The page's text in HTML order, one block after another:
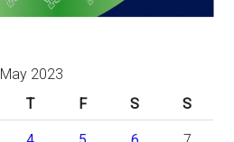
May 2023
T F S S